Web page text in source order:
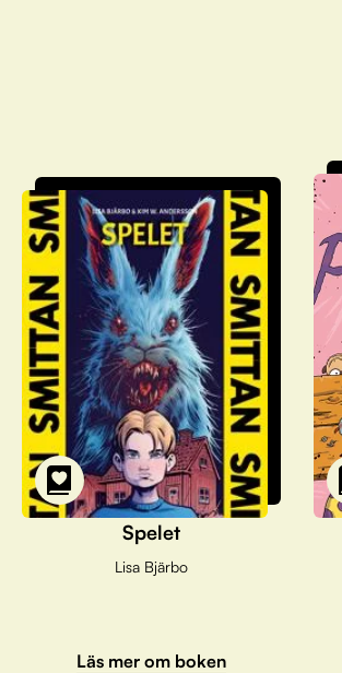
Spelet
Lisa Bjärbo
Läs mer om boken